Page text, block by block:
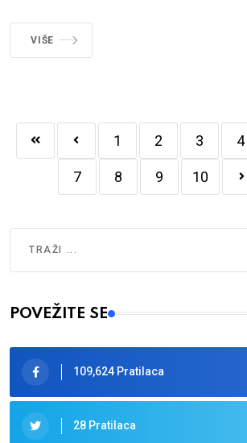
VIŠE
1 2 3 4
7 8 9 10
Type 2 or more characters for results.
POVEŽITE SE
109,624 Pratilaca
28 Pratilaca